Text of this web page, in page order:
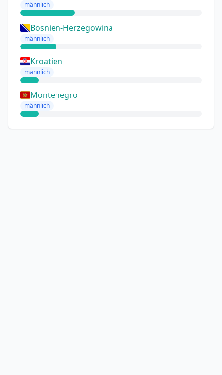
männlich
Bosnien-Herzegowina
männlich
Kroatien
männlich
Montenegro
männlich